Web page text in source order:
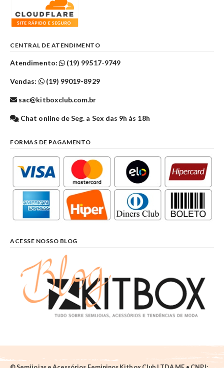
CENTRAL DE ATENDIMENTO
Atendimento: (19) 99517-9749
Vendas: (19) 99019-8929
sac@kitboxclub.com.br
Chat online de Seg. a Sex das 9h às 18h
FORMAS DE PAGAMENTO
ACESSE NOSSO BLOG